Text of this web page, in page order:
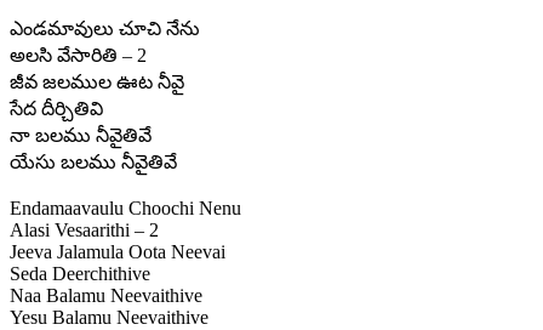
ఎండమావులు చూచి నేను
అలసి వేసారితి – 2
జీవ జలముల ఊట నీవై
సేద దీర్చితివి
నా బలము నీవైతివే
యేసు బలము నీవైతివే
Endamaavaulu Choochi Nenu
Alasi Vesaarithi – 2
Jeeva Jalamula Oota Neevai
Seda Deerchithive
Naa Balamu Neevaithive
Yesu Balamu Neevaithive